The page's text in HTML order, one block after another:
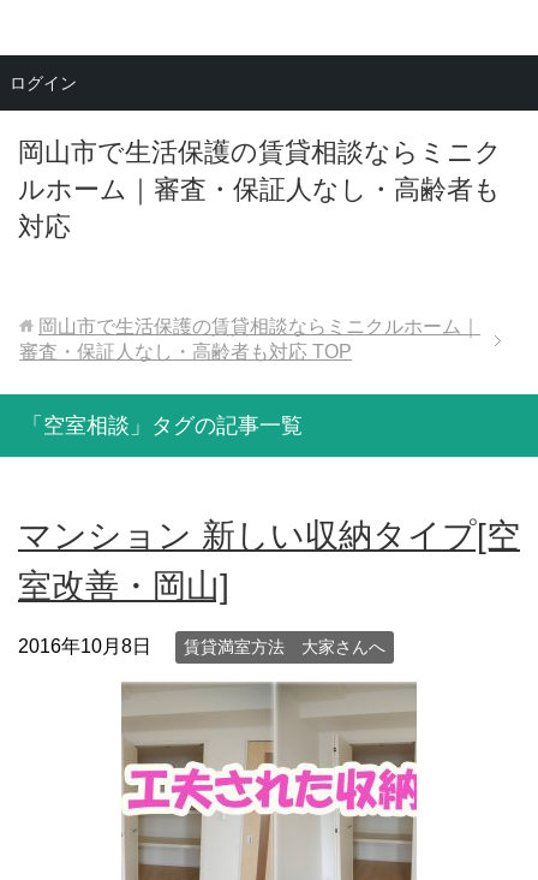
岡山市で生活保護の賃貸相談ならミニク
ルホーム｜審査・保証人なし・高齢者も
対応
メニュー
岡山市で生活保護の賃貸相談ならミニクルホーム｜
審査・保証人なし・高齢者も対応 TOP
「空室相談」タグの記事一覧
マンション 新しい収納タイプ[空
室改善・岡山]
2016年10月8日 賃貸満室方法 大家さんへ
ログイン